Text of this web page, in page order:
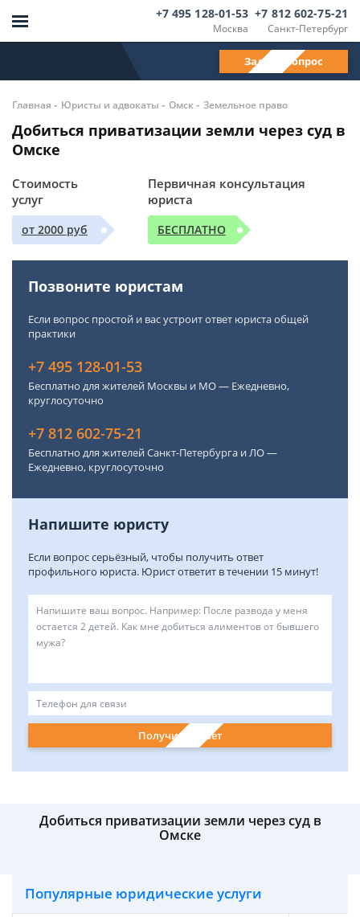
Москва
+7 495 128-01-53
Санкт-Петербург
+7 812 602-75-21
Задать вопрос
Главная - Юристы и адвокаты - Омск- Земельное право
Добиться приватизации земли через суд в
Омске
Стоимость
услуг
от 2000 руб
Первичная консультация
юриста
БЕСПЛАТНО
Позвоните юристам
Если вопрос простой и вас устроит ответ юриста общей
практики
+7 495 128-01-53
Бесплатно для жителей Москвы и МО — Ежедневно,
круглосуточно
+7 812 602-75-21
Бесплатно для жителей Санкт-Петербурга и ЛО —
Ежедневно, круглосуточно
Напишите юристу
Если вопрос серьёзный, чтобы получить ответ
профильного юриста. Юрист ответит в течении 15 минут!
Получить ответ
Добиться приватизации земли через суд в
Омске
Популярные юридические услуги